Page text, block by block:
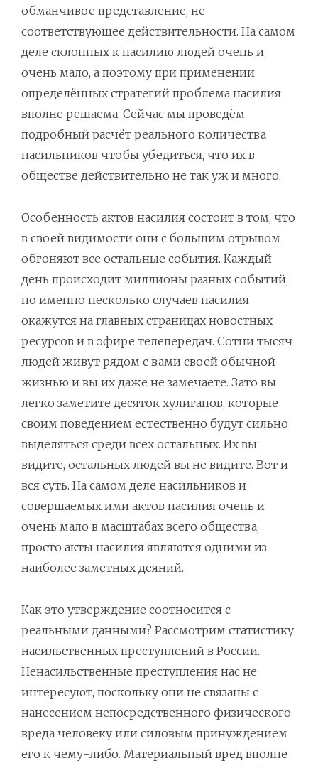
обманчивое представление, не
соответствующее действительности. На самом
деле склонных к насилию людей очень и
очень мало, а поэтому при применении
определённых стратегий проблема насилия
вполне решаема. Сейчас мы проведём
подробный расчёт реального количества
насильников чтобы убедиться, что их в
обществе действительно не так уж и много.
Особенность актов насилия состоит в том, что
в своей видимости они с большим отрывом
обгоняют все остальные события. Каждый
день происходит миллионы разных событий,
но именно несколько случаев насилия
окажутся на главных страницах новостных
ресурсов и в эфире телепередач. Сотни тысяч
людей живут рядом с вами своей обычной
жизнью и вы их даже не замечаете. Зато вы
легко заметите десяток хулиганов, которые
своим поведением естественно будут сильно
выделяться среди всех остальных. Их вы
видите, остальных людей вы не видите. Вот и
вся суть. На самом деле насильников и
совершаемых ими актов насилия очень и
очень мало в масштабах всего общества,
просто акты насилия являются одними из
наиболее заметных деяний.
Как это утверждение соотносится с
реальными данными? Рассмотрим статистику
насильственных преступлений в России.
Ненасильственные преступления нас не
интересуют, поскольку они не связаны с
нанесением непосредственного физического
вреда человеку или силовым принуждением
его к чему-либо. Материальный вред вполне